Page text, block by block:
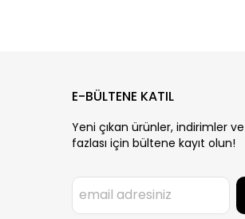
E-BÜLTENE KATIL
Yeni çıkan ürünler, indirimler
fazlası için bültene kayıt olun!